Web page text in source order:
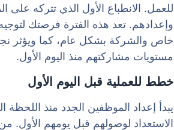
للعمل. الانطباع الأول الذي تتركه
وإعدادهم. تعد هذه الفترة فرصتك
خاص والشركة بشكل عام، كما ويؤثر
مستويات مشاركتهم منذ اليوم الأول.
خطط للعملية قبل اليوم الأول
يبدأ إعداد الموظفين الجدد منذ
الاستعداد لوصولهم قبل يومهم